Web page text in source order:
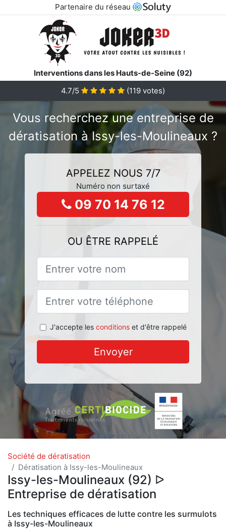
Partenaire du réseau
Interventions dans les Hauts-de-Seine (92)
4.7/5
(119 votes)
Vous recherchez une entreprise de
dératisation à Issy-les-Moulineaux ?
APPELEZ NOUS 7/7
Numéro non surtaxé
09 70 14 76 12
OU ÊTRE RAPPELÉ
J'accepte les conditionset d'être rappelé
Envoyer
Société de dératisation
Dératisation à Issy-les-Moulineaux
Issy-les-Moulineaux (92) ᐅ
Entreprise de dératisation
Les techniques efficaces de lutte contre les surmulots
à Issy-les-Moulineaux